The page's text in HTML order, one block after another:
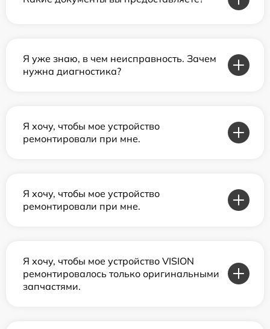
Я уже знаю, в чем неисправность. Зачем
нужна диагностика?
Я хочу, чтобы мое устройство
ремонтировали при мне.
Я хочу, чтобы мое устройство
ремонтировали при мне.
Я хочу, чтобы мое устройство VISION
ремонтировалось только оригинальными
запчастями.